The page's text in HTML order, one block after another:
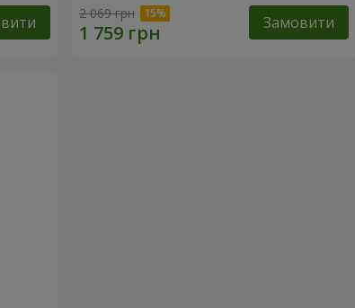
2 069 грн Замовити